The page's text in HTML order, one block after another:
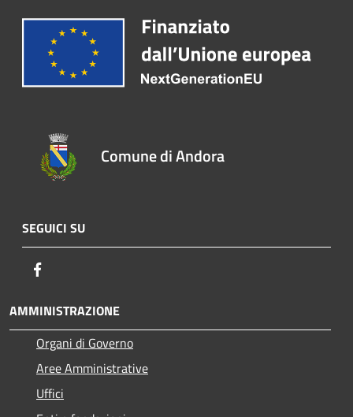
Comune di Andora
SEGUICI SU
AMMINISTRAZIONE
Organi di Governo
Aree Amministrative
Uffici